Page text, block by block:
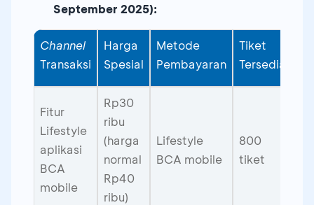
September 2025):
Channel
Transaksi
Harga
Spesial
Metode
Pembayaran
Tiket
Tersedia
Fitur
Lifestyle
aplikasi
BCA
mobile
Rp30
ribu
(harga
normal
Rp40
ribu)
Lifestyle
BCA mobile
800
tiket